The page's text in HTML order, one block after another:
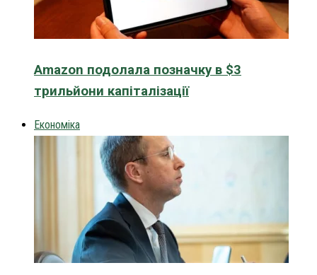
Amazon подолала позначку в $3
трильйони капіталізації
Економіка